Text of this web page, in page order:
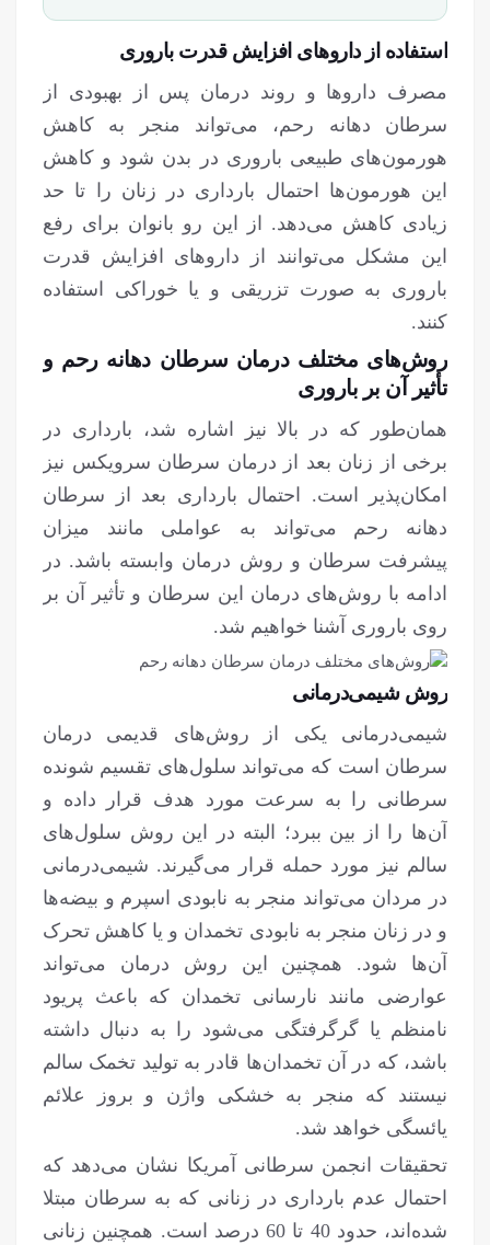
استفاده از داروهای افزایش قدرت باروری
مصرف داروها و روند درمان پس از بهبودی از
سرطان دهانه رحم، می‌تواند منجر به کاهش
هورمون‌های طبیعی باروری در بدن شود و کاهش
این هورمون‌ها احتمال بارداری در زنان را تا حد
زیادی کاهش می‌دهد. از این رو بانوان برای رفع
این مشکل می‌توانند از داروهای افزایش قدرت
باروری به صورت تزریقی و یا خوراکی استفاده
کنند.
روش‌های مختلف درمان سرطان دهانه رحم و
تأثیر آن بر باروری
همان‌طور که در بالا نیز اشاره شد، بارداری در
برخی از زنان بعد از درمان سرطان سرویکس نیز
امکان‌پذیر است. احتمال بارداری بعد از سرطان
دهانه رحم می‌تواند به عواملی مانند میزان
پیشرفت سرطان و روش درمان وابسته باشد. در
ادامه با روش‌های درمان این سرطان و تأثیر آن بر
روی باروری آشنا خواهیم شد.
روش شیمی‌درمانی
شیمی‌درمانی یکی از روش‌های قدیمی درمان
سرطان است که می‌تواند سلول‌های تقسیم شونده
سرطانی را به سرعت مورد هدف قرار داده و
آن‌ها را از بین ببرد؛ البته در این روش سلول‌های
سالم نیز مورد حمله قرار می‌گیرند. شیمی‌درمانی
در مردان می‌تواند منجر به نابودی اسپرم و بیضه‌ها
و در زنان منجر به نابودی تخمدان و یا کاهش تحرک
آن‌ها شود. همچنین این روش درمان می‌تواند
عوارضی مانند نارسانی تخمدان که باعث پریود
نامنظم یا گرگرفتگی می‌شود را به دنبال داشته
باشد، که در آن تخمدان‌ها قادر به تولید تخمک سالم
نیستند که منجر به خشکی واژن و بروز علائم
یائسگی خواهد شد.
تحقیقات انجمن سرطانی آمریکا نشان می‌دهد که
احتمال عدم بارداری در زنانی که به سرطان مبتلا
شده‌اند، حدود 40 تا 60 درصد است. همچنین زنانی